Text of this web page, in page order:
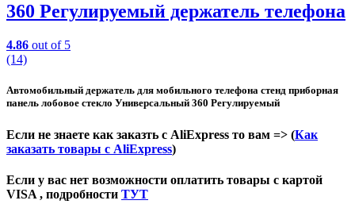
360 Регулируемый держатель телефона
4.86 out of 5
(14)
Автомобильный держатель для мобильного телефона стенд приборная
панель лобовое стекло Универсальный 360 Регулируемый
Если не знаете как заказть с AliExpress то вам => (Как
заказать товары с AliExpress)
Если у вас нет возможности оплатить товары с картой
VISA , подробности ТУТ